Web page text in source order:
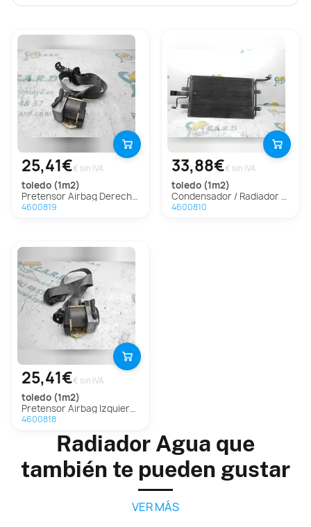
25,41€€ sin IVA
toledo (1m2)
Pretensor Airbag Derecho Para Seat Toledo
4600819
33,88€€ sin IVA
toledo (1m2)
Condensador / Radiador Aire Acondicionado Para Seat Toledo
4600810
25,41€€ sin IVA
toledo (1m2)
Pretensor Airbag Izquierdo Para Seat Toledo
4600818
Radiador Agua que
también te pueden gustar
VER MÁS